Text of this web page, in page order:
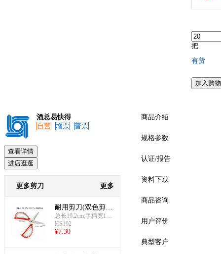
把
有货
加入购
酒总易快得
自营
增票 普票
查看详情
进店逛逛
更多剪刀 更多
耐用剪刀(双色剪刀
L192)
总长19.2cm;手柄宽10c
m;红灰色;大号
HS192
¥7.30
商品介绍
规格参数
认证/报告
资料下载
商品咨询
用户评价
典型客户